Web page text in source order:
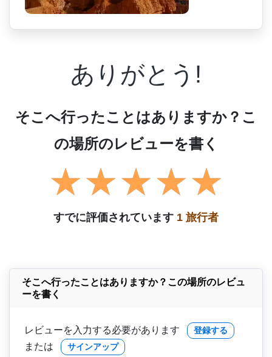
ありがとう!
そこへ行ったことはありますか？こ
の場所のレビューを書く
すでに評価されています 1 旅行者
そこへ行ったことはありますか？この場所のレビュ
ーを書く
レビューを入力する必要があります 登録する
または サインアップ